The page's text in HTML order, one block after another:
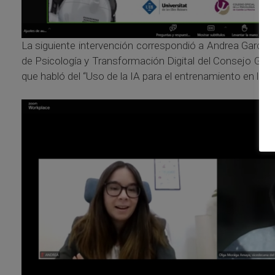
La siguiente intervención correspondió a Andrea
de Psicología y Transformación Digital del Consejo
que habló del “Uso de la IA para el entrenamiento en la